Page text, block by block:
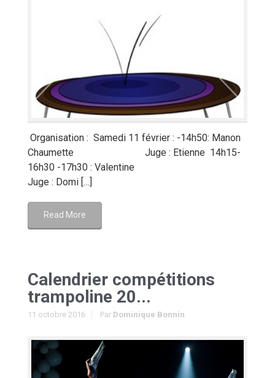
Organisation : Samedi 11 février : -14h50: Manon
Chaumette Juge : Etienne 14h15-
16h30 -17h30 : Valentine
Juge : Domi […]
Read More
Calendrier compétitions
trampoline 20...
11 octobre 2016 Par Dominique Bonnin